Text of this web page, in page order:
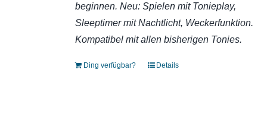
beginnen. Neu: Spielen mit Tonieplay,
Sleeptimer mit Nachtlicht, Weckerfunktion.
Kompatibel mit allen bisherigen Tonies.
Ding verfügbar? Details